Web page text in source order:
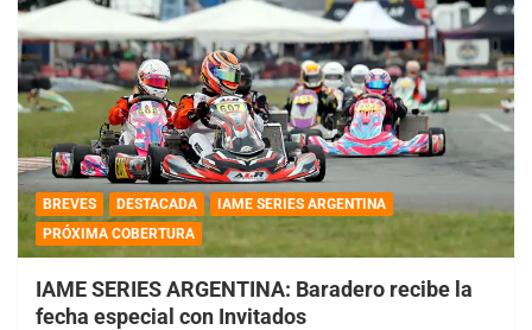
BREVES DESTACADA
IAME SERIES ARGENTINA
PRÓXIMA COBERTURA
IAME SERIES ARGENTINA: Baradero recibe la
fecha especial con Invitados